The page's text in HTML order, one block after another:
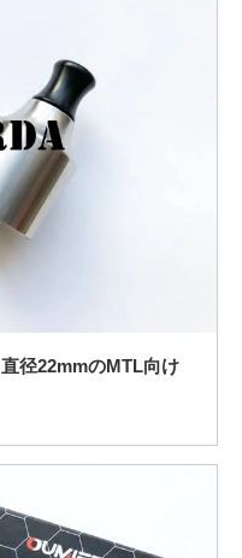
径22mmのMTL向け